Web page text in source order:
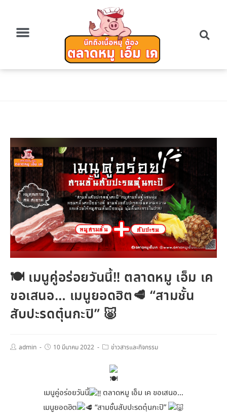
🍽 เมนูคู่อร่อยวันนี้‼ ตลาดหมู เอ็ม เค
ขอเสนอ… เมนูยอดฮิต🥩 “สามชั้น
สับปะรดตุ๋นกะปิ” 🐷
admin 10 มีนาคม 2022 ข่าวสารและกิจกรรม
เมนูคู่อร่อยวันนี้
ตลาดหมู เอ็ม เค ขอเสนอ…
เมนูยอดฮิต
“สามชั้นสับปะรดตุ๋นกะปิ”